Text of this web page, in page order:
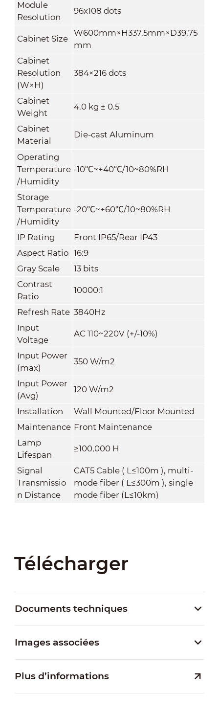
Module
Resolution
96x108 dots
Cabinet Size
W600mm×H337.5mm×D39.75
mm
Cabinet
Resolution
(W×H)
384×216 dots
Cabinet
Weight
4.0 kg ± 0.5
Cabinet
Material
Die-cast Aluminum
Operating
Temperature
/Humidity
-10℃~+40℃/10~80%RH
Storage
Temperature
/Humidity
-20℃~+60℃/10~80%RH
IP Rating
Front IP65/Rear IP43
Aspect Ratio 16:9
Gray Scale
13 bits
Contrast
Ratio
10000:1
Refresh Rate 3840Hz
Input
Voltage
AC 110~220V (+/-10%)
Input Power
(max)
350 W/m2
Input Power
(Avg)
120 W/m2
Installation
Wall Mounted/Floor Mounted
Maintenance Front Maintenance
Lamp
Lifespan
≥100,000 H
Signal
Transmissio
n Distance
CAT5 Cable ( L≤100m ), multi-
mode fiber ( L≤300m ), single
mode fiber (L≤10km)
Télécharger
Documents techniques
Images associées
Plus d’informations